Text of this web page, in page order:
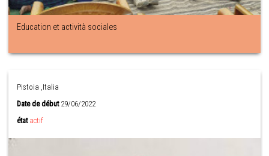
Education et actività sociales
Pistoia ,Italia
Date de début29/06/2022
état actif